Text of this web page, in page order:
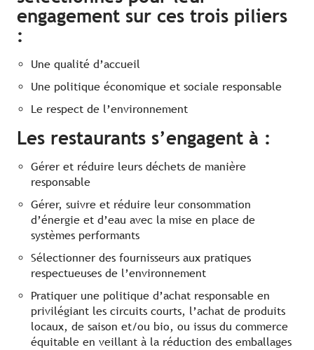
engagement sur ces trois piliers
:
Une qualité d’accueil
Une politique économique et sociale responsable
Le respect de l’environnement
Les restaurants s’engagent à :
Gérer et réduire leurs déchets de manière
responsable
Gérer, suivre et réduire leur consommation
d’énergie et d’eau avec la mise en place de
systèmes performants
Sélectionner des fournisseurs aux pratiques
respectueuses de l’environnement
Pratiquer une politique d’achat responsable en
privilégiant les circuits courts, l’achat de produits
locaux, de saison et/ou bio, ou issus du commerce
équitable en veillant à la réduction des emballages